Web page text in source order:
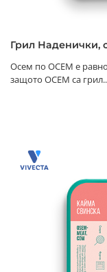
Грил Наденички,
Осем по ОСЕМ е равно
защото ОСЕМ са